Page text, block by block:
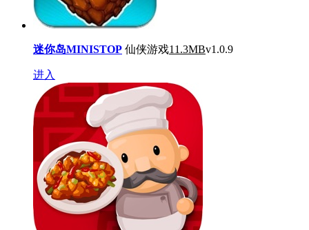
迷你岛MINISTOP 仙侠游戏11.3MBv1.0.9
进入